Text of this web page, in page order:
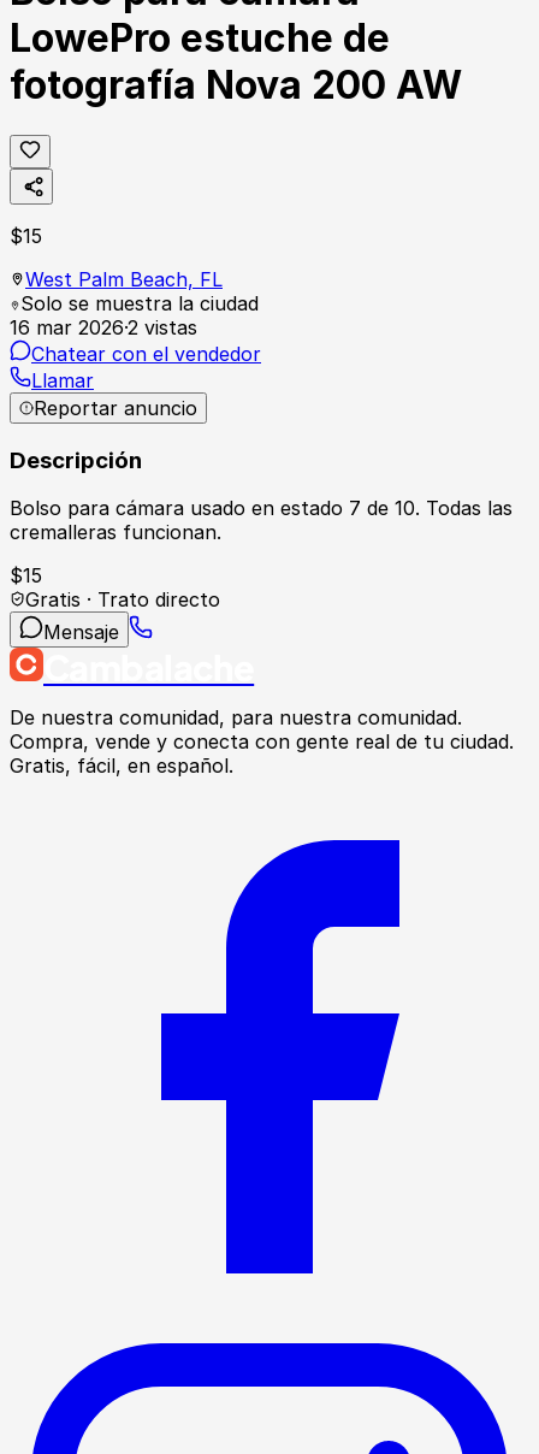
LowePro estuche de
fotografía Nova 200 AW
$15
West Palm Beach, FL
Solo se muestra la ciudad
16 mar 2026·2 vistas
Chatear con el vendedor
Llamar
Reportar anuncio
Descripción
Bolso para cámara usado en estado 7 de 10. Todas las
cremalleras funcionan.
$15
Gratis · Trato directo
Mensaje
De nuestra comunidad, para nuestra comunidad.
Compra, vende y conecta con gente real de tu ciudad.
Gratis, fácil, en español.